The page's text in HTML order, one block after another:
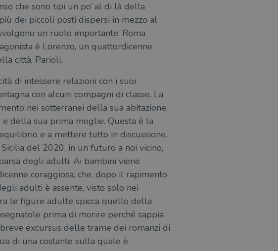
che sono tipi un po’ al di là della
dei piccoli posti dispersi in mezzo al
un ruolo importante. Roma
è Lorenzo, un quattordicenne
città, Parioli.
di intessere relazioni con i suoi
con alcuni compagni di classe. La
nei sotterranei della sua abitazione,
della sua prima moglie. Questa è la
e a mettere tutto in discussione.
del 2020, in un futuro a noi vicino,
degli adulti. Ai bambini viene
coraggiosa, che, dopo il rapimento
adulti è assente, visto solo nei
le figure adulte spicca quello della
prima di morire perché sappia
excursus delle trame dei romanzi di
di una costante sulla quale è
Youtube per memorizzare lo stato del
per il dominio corrente.